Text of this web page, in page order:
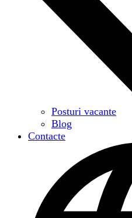
Posturi vacante
Blog
Contacte